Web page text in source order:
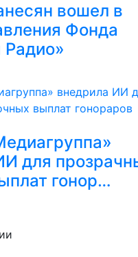
вошел в
Фонда
для
гонор…